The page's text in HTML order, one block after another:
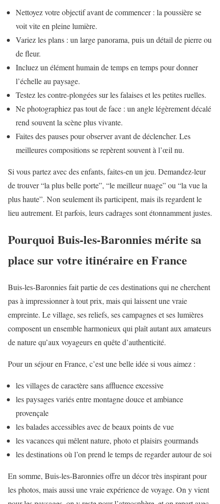
Nettoyez votre objectif avant de commencer : la poussière se
voit vite en pleine lumière.
Variez les plans : un large panorama, puis un détail de pierre ou
de fleur.
Incluez un élément humain de temps en temps pour donner
l’échelle au paysage.
Testez les contre-plongées sur les falaises et les petites ruelles.
Ne photographiez pas tout de face : un angle légèrement décalé
rend souvent la scène plus vivante.
Faites des pauses pour observer avant de déclencher. Les
meilleures compositions se repèrent souvent à l’œil nu.
Si vous partez avec des enfants, faites-en un jeu. Demandez-leur
de trouver “la plus belle porte”, “le meilleur nuage” ou “la vue la
plus haute”. Non seulement ils participent, mais ils regardent le
lieu autrement. Et parfois, leurs cadrages sont étonnamment justes.
Pourquoi Buis-les-Baronnies mérite sa
place sur votre itinéraire en France
Buis-les-Baronnies fait partie de ces destinations qui ne cherchent
pas à impressionner à tout prix, mais qui laissent une vraie
empreinte. Le village, ses reliefs, ses campagnes et ses lumières
composent un ensemble harmonieux qui plaît autant aux amateurs
de nature qu’aux voyageurs en quête d’authenticité.
Pour un séjour en France, c’est une belle idée si vous aimez :
les villages de caractère sans affluence excessive
les paysages variés entre montagne douce et ambiance
provençale
les balades accessibles avec de beaux points de vue
les vacances qui mêlent nature, photo et plaisirs gourmands
les destinations où l’on prend le temps de regarder autour de soi
En somme, Buis-les-Baronnies offre un décor très inspirant pour
les photos, mais aussi une vraie expérience de voyage. On y vient